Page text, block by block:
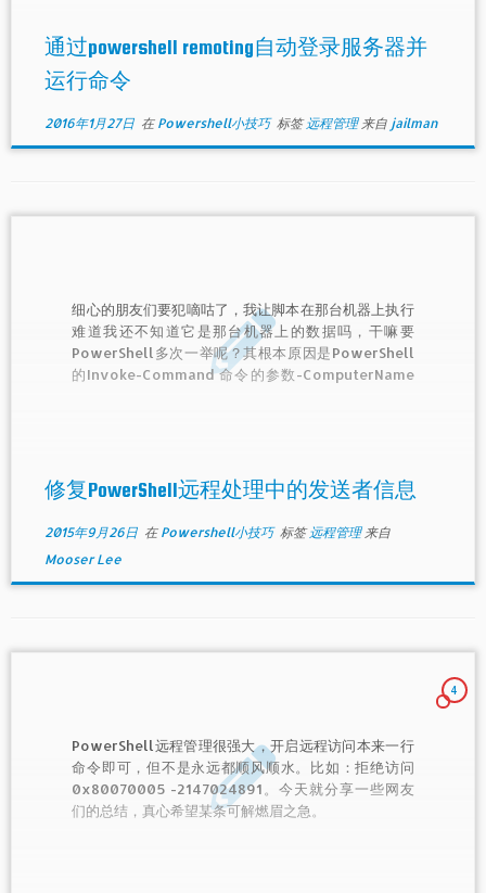
通过powershell remoting自动登录服务器并
运行命令
2016年1月27日在 Powershell小技巧 标签远程管理 来自 jailman
细心的朋友们要犯嘀咕了，我让脚本在那台机器上执行
难道我还不知道它是那台机器上的数据吗，干嘛要
PowerShell多次一举呢？其根本原因是PowerShell
的Invoke-Command 命令的参数-ComputerName
修复PowerShell远程处理中的发送者信息
2015年9月26日在 Powershell小技巧 标签远程管理 来自
Mooser Lee
4
PowerShell远程管理很强大，开启远程访问本来一行
命令即可，但不是永远都顺风顺水。比如：拒绝访问
0x80070005 -2147024891。今天就分享一些网友
们的总结，真心希望某条可解燃眉之急。